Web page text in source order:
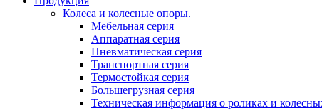
Колеса и колесные опоры.
Мебельная серия
Аппаратная серия
Пневматическая серия
Транспортная серия
Термостойкая серия
Большегрузная серия
Техническая информация о роликах и